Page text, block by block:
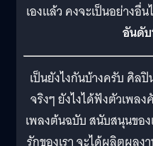
เองแล้ว คงจะเป็นอย่างอื่
อันดั
เป็นยังไงกันบ้างครับ ศิล
จริงๆ ยังไงได้ฟังตัวเพล
เพลงต้นฉบับ สนับสนุนขอ
รักของเรา จะได้ผลิตผล